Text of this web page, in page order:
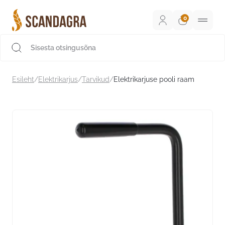
sisu
juurde
Esileht/Elektrikarjus/Tarvikud/Elektrikarjuse pooli raam